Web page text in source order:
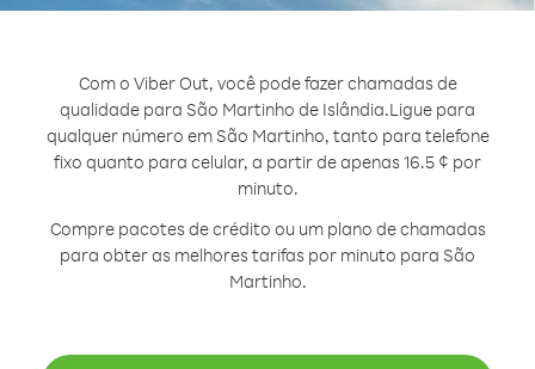
Com o Viber Out, você pode fazer chamadas de
qualidade para São Martinho de Islândia.Ligue para
qualquer número em São Martinho, tanto para telefone
fixo quanto para celular, a partir de apenas 16.5 ¢ por
minuto.
Compre pacotes de crédito ou um plano de chamadas
para obter as melhores tarifas por minuto para São
Martinho.